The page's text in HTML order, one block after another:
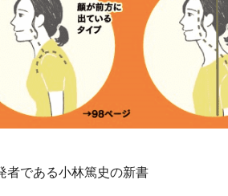
者である小林篤史の新書